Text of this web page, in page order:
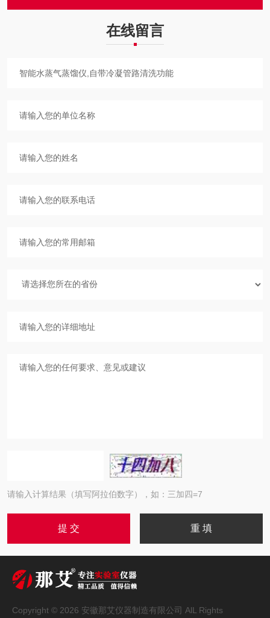
在线留言
请输入计算结果（填写阿拉伯数字），如：三加四=7
Copyright © 2026 安徽那艾仪器制造有限公司 AlL Rights